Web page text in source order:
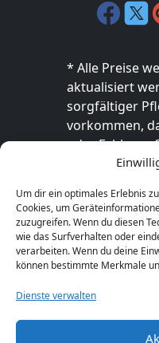
Um dir ein optimales Erlebnis
Cookies, um
zuzugreifen. Wenn du diesen
wie das Surfverhalten oder
verarbeiten. Wenn du deine
können bestimmte Merkmale
Dienste verwalten
* Alle Preise
aktualisiert
sorgfältiger
vorkommen,
oder Fehler
endgültige
ausschließlich
Shop des
überprüfe den
direkt beim